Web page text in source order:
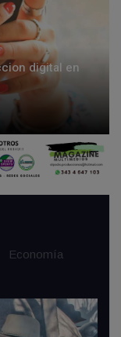
digital en
Economía